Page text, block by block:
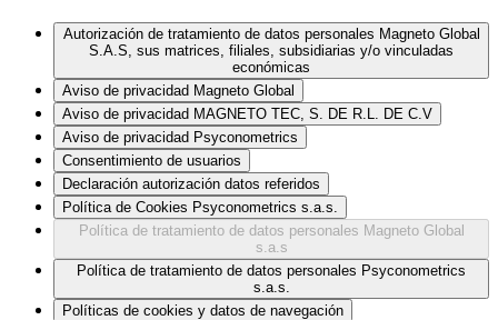
Autorización de tratamiento de datos personales Magneto Global
S.A.S, sus matrices, filiales, subsidiarias y/o vinculadas
económicas
Aviso de privacidad Magneto Global
Aviso de privacidad MAGNETO TEC, S. DE R.L. DE C.V
Aviso de privacidad Psyconometrics
Consentimiento de usuarios
Declaración autorización datos referidos
Política de Cookies Psyconometrics s.a.s.
Política de tratamiento de datos personales Magneto Global
s.a.s
Política de tratamiento de datos personales Psyconometrics
s.a.s.
Políticas de cookies y datos de navegación